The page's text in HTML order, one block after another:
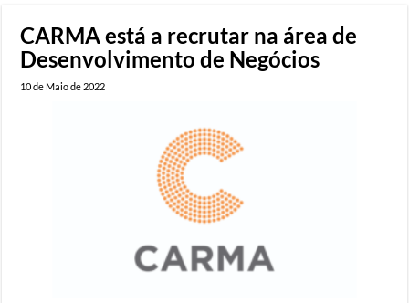
CARMA está a recrutar na área de
Desenvolvimento de Negócios
10 de Maio de 2022